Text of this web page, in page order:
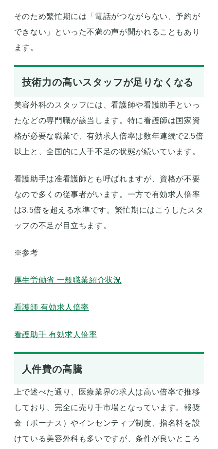
そのため繁忙期には「電話がつながらない、予約が
できない」といった不満の声が聞かれることもあり
ます。
技術力の高いスタッフが足りなくなる
美容外科のスタッフには、看護師や看護助手といっ
たなどの専門職が該当します。特に看護師は国家資
格が必要な職業で、有効求人倍率は数年連続で2.5倍
以上と、全国的に人手不足の状態が続いています。
看護助手は准看護師とも呼ばれますが、資格が不要
なので多くの従事者がいます。一方で有効求人倍率
は3.5倍を超える水準です。繁忙期にはこうしたスタ
ッフの不足が目立ちます。
※参考
厚生労働省 一般職業紹介状況
看護師 有効求人倍率
看護助手 有効求人倍率
人件費の高騰
上で述べた通り、医療業界の求人は高い倍率で推移
しており、完全に売り手市場となっています。報奨
金（ボーナス）やインセンティブ制度、指名料を設
けている美容外科も多いですが、条件が良いところ